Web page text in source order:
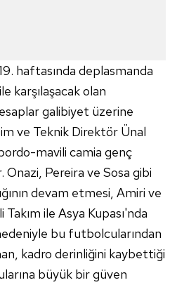
haftasında deplasmanda
karşılaşacak olan
galibiyet üzerine
ve Teknik Direktör Ünal
mavili camia genç
Onazi, Pereira ve Sosa gibi
devam etmesi, Amiri ve
ile Asya Kupası'nda
bu futbolcularından
kadro derinliğini kaybettiği
büyük bir güven